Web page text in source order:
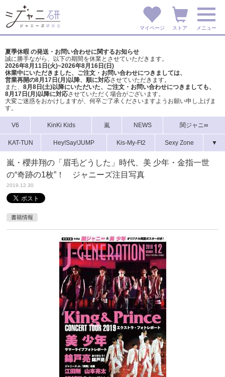
マイページ ストア メニュー
夏季休暇 の発送・お問い合わせに関するお知らせ
誠に勝手ながら、以下の期間を休業とさせていただきます。
2026年8月11日(火)~2026年8月16日(日)
休業中にいただきました、ご注文・お問い合わせにつきましては、
営業再開の8月17日(月)以降、順に対応させていただきます。
また、 8月8日(土)以降にいただいた、ご注文・ お問い合わせにつきましても、
8月17日(月)以降に対応させていただく場合がございます。
大変ご迷惑をおかけしますが、 何卒ご了承くださいますようお願い申し上げま
す。
V6 KinKi Kids 嵐 NEWS 関ジャニ∞
KAT-TUN Hey!Say!JUMP Kis-My-Ft2 Sexy Zone ▼
嵐・櫻井翔の「眉毛どうした」時代、美 少年・金指一世
の“奇跡の1枚”！ ジャニーズ注目写真
2019.12.30
書籍情報